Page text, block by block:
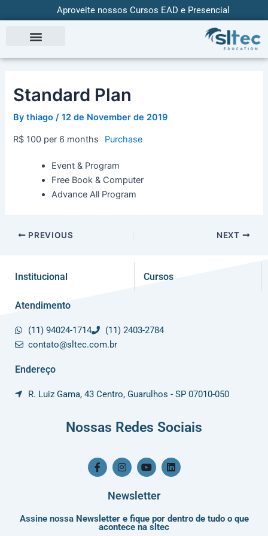
to
content
Aproveite nossos Cursos EAD e Presencial
Standard Plan
Bythiago/12 de November de 2019
R$ 100 per 6 months Purchase
Event & Program
Free Book & Computer
Advance All Program
PREVIOUS NEXT
Institucional Cursos
Atendimento
(11) 94024-1714
(11) 2403-2784
contato@sltec.com.br
Endereço
R. Luiz Gama, 43 Centro, Guarulhos - SP 07010-050
Nossas Redes Sociais
F
a
c
o
k
I
n
s
a
r
a
Y
o
u
t
u
e
L
i
n
i
Newsletter
Assine nossa Newsletter e fique por dentro de tudo o que
acontece na sltec